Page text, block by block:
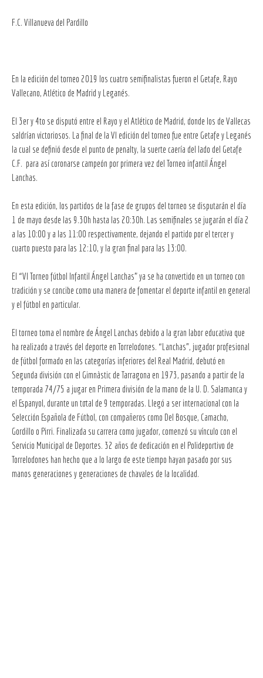
F.C. Villanueva del Pardillo
En la edición del torneo 2019 los cuatro semifinalistas fueron el Getafe, Rayo
Vallecano, Atlético de Madrid y Leganés.
El 3er y 4to se disputó entre el Rayo y el Atlético de Madrid, donde los de Vallecas
saldrían victoriosos. La final de la VI edición del torneo fue entre Getafe y Leganés
la cual se definió desde el punto de penalty, la suerte caería del lado del Getafe
C.F. para así coronarse campeón por primera vez del Torneo infantil Ángel
Lanchas.
En esta edición, los partidos de la fase de grupos del torneo se disputarán el día
1 de mayo desde las 9.30h hasta las 20:30h. Las semifinales se jugarán el día 2
a las 10:00 y a las 11:00 respectivamente, dejando el partido por el tercer y
cuarto puesto para las 12:10, y la gran final para las 13:00.
El “VI Torneo fútbol Infantil Ángel Lanchas” ya se ha convertido en un torneo con
tradición y se concibe como una manera de fomentar el deporte infantil en general
y el fútbol en particular.
El torneo toma el nombre de Ángel Lanchas debido a la gran labor educativa que
ha realizado a través del deporte en Torrelodones. “Lanchas”, jugador profesional
de fútbol formado en las categorías inferiores del Real Madrid, debutó en
Segunda división con el Gimnàstic de Tarragona en 1973, pasando a partir de la
temporada 74/75 a jugar en Primera división de la mano de la U. D. Salamanca y
el Espanyol, durante un total de 9 temporadas. Llegó a ser internacional con la
Selección Española de Fútbol, con compañeros como Del Bosque, Camacho,
Gordillo o Pirri. Finalizada su carrera como jugador, comenzó su vínculo con el
Servicio Municipal de Deportes. 32 años de dedicación en el Polideportivo de
Torrelodones han hecho que a lo largo de este tiempo hayan pasado por sus
manos generaciones y generaciones de chavales de la localidad.